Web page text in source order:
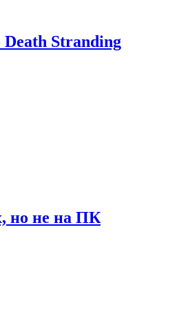
Stranding
но не на ПК